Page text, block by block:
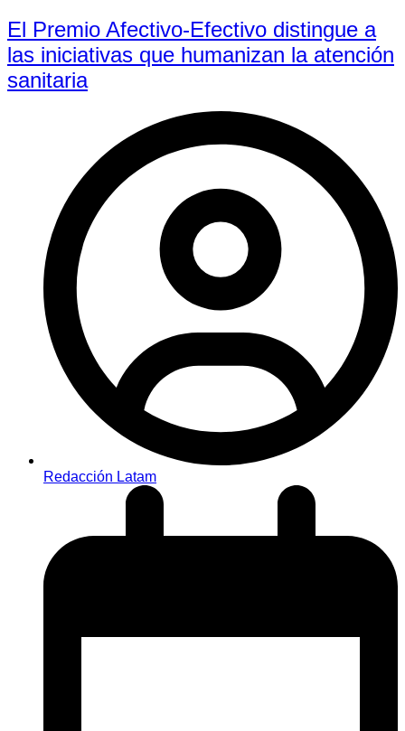
El Premio Afectivo-Efectivo distingue a
las iniciativas que humanizan la atención
sanitaria
Redacción Latam